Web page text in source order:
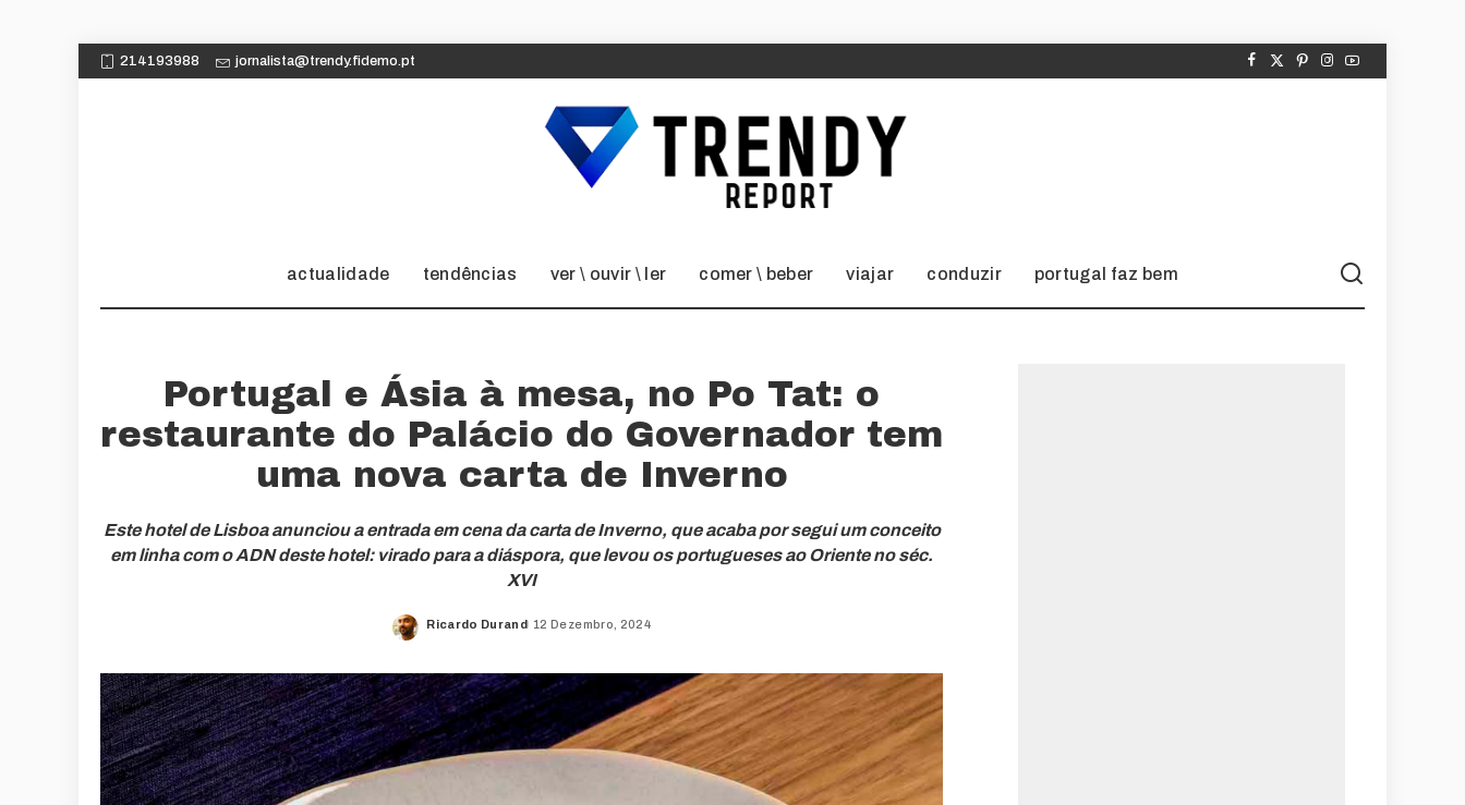
214193988 jornalista@trendy.fidemo.pt
actualidade tendências ver \ ouvir \ ler comer \ beber viajar conduzir portugal faz bem
Portugal e Ásia à mesa, no Po Tat: o
restaurante do Palácio do Governador tem
uma nova carta de Inverno
Este hotel de Lisboa anunciou a entrada em cena da carta de Inverno, que acaba por segui um conceito
em linha com o ADN deste hotel: virado para a diáspora, que levou os portugueses ao Oriente no séc.
XVI
Posted
Ricardo Durand 12 Dezembro, 2024